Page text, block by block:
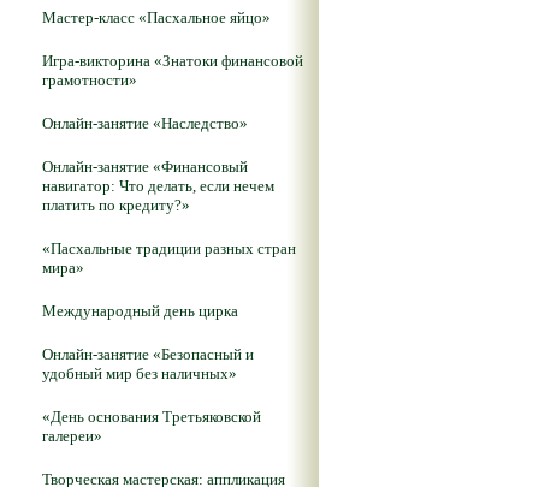
Мастер-класс «Пасхальное яйцо»
Игра-викторина «Знатоки финансовой
грамотности»
Онлайн-занятие «Наследство»
Онлайн-занятие «Финансовый
навигатор: Что делать, если нечем
платить по кредиту?»
«Пасхальные традиции разных стран
мира»
Международный день цирка
Онлайн-занятие «Безопасный и
удобный мир без наличных»
«День основания Третьяковской
галереи»
Творческая мастерская: аппликация